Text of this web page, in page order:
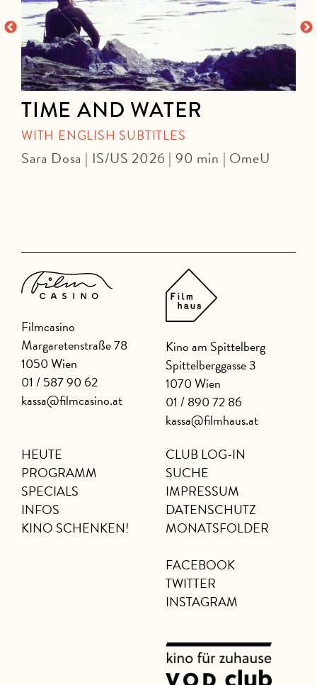
TIME AND WATER
WITH ENGLISH SUBTITLES
Sara Dosa | IS/US 2026 | 90 min | OmeU
Filmcasino
Margaretenstraße 78
1050 Wien
01 / 587 90 62
kassa@filmcasino.at
Kino am Spittelberg
Spittelberggasse 3
1070 Wien
01 / 890 72 86
kassa@filmhaus.at
HEUTE
PROGRAMM
SPECIALS
INFOS
KINO SCHENKEN!
CLUB LOG-IN
SUCHE
IMPRESSUM
DATENSCHUTZ
MONATSFOLDER
FACEBOOK
TWITTER
INSTAGRAM